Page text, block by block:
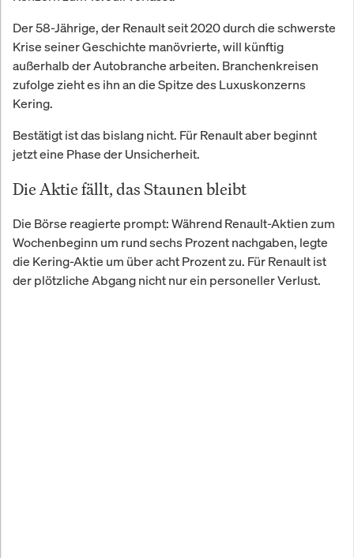
Der 58-Jährige, der Renault seit 2020 durch die schwerste
Krise seiner Geschichte manövrierte, will künftig
außerhalb der Autobranche arbeiten. Branchenkreisen
zufolge zieht es ihn an die Spitze des Luxuskonzerns
Kering.
Bestätigt ist das bislang nicht. Für Renault aber beginnt
jetzt eine Phase der Unsicherheit.
Die Aktie fällt, das Staunen bleibt
Die Börse reagierte prompt: Während Renault-Aktien zum
Wochenbeginn um rund sechs Prozent nachgaben, legte
die Kering-Aktie um über acht Prozent zu. Für Renault ist
der plötzliche Abgang nicht nur ein personeller Verlust.